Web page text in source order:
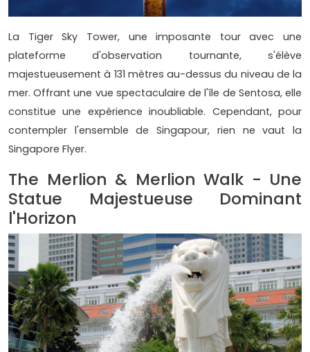
La Tiger Sky Tower, une imposante tour avec une
plateforme d'observation tournante, s'élève
majestueusement à 131 mètres au-dessus du niveau de la
mer. Offrant une vue spectaculaire de l'île de Sentosa, elle
constitue une expérience inoubliable. Cependant, pour
contempler l'ensemble de Singapour, rien ne vaut la
Singapore Flyer.
The Merlion & Merlion Walk - Une
Statue Majestueuse Dominant
l'Horizon